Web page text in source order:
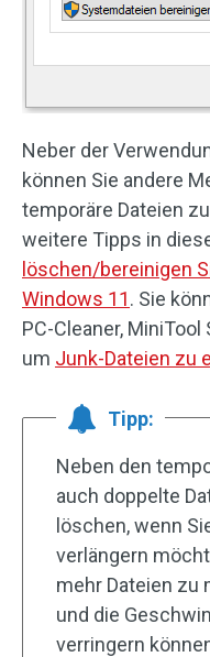
Neber der
können Sie andere
temporäre Dateien
weitere Tipps in
löschen/bereinigen
Windows 11. Sie
PC-Cleaner,
um Junk-Dateien zu
Tipp:
Neben den
auch doppelte
löschen, wenn
verlängern
mehr Dateien zu
und die
verringern